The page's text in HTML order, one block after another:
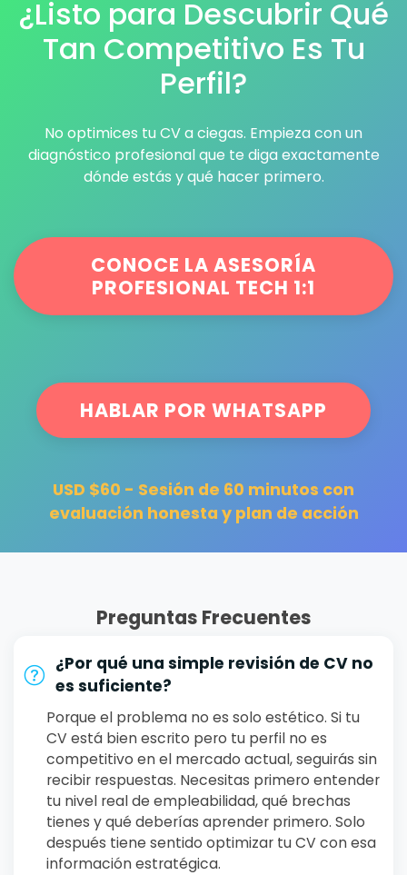
¿Listo para Descubrir Qué
Tan Competitivo Es Tu
Perfil?
No optimices tu CV a ciegas. Empieza con un
diagnóstico profesional que te diga exactamente
dónde estás y qué hacer primero.
CONOCE LA ASESORÍA
PROFESIONAL TECH 1:1
HABLAR POR WHATSAPP
USD $60 - Sesión de 60 minutos con
evaluación honesta y plan de acción
Preguntas Frecuentes
¿Por qué una simple revisión de CV no
es suficiente?
Porque el problema no es solo estético. Si tu
CV está bien escrito pero tu perfil no es
competitivo en el mercado actual, seguirás sin
recibir respuestas. Necesitas primero entender
tu nivel real de empleabilidad, qué brechas
tienes y qué deberías aprender primero. Solo
después tiene sentido optimizar tu CV con esa
información estratégica.